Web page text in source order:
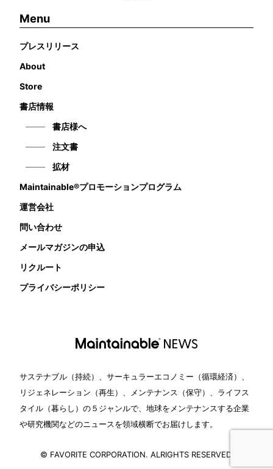
Menu
プレスリリース
About
Store
書店情報
書店様へ
注文書
拡材
Maintainable®プロモーションプログラム
運営会社
問い合わせ
メールマガジンの申込
リクルート
プライバシーポリシー
サステナブル（持続）、サーキュラーエコノミー（循環経済）、
リジェネレーション（再生）、メンテナンス（保守）、ライフス
タイル（暮らし）の５ジャンルで、地球をメンテナンスする企業
や研究機関などのニュースを領域横断でお届けします。
© FAVORITE CORPORATION. ALRIGHTS RESERVED.